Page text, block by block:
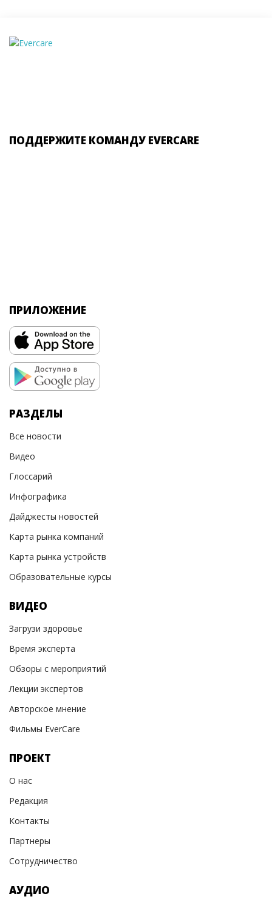
ПОДДЕРЖИТЕ КОМАНДУ EVERCARE
ПРИЛОЖЕНИЕ
РАЗДЕЛЫ
Все новости
Видео
Глоссарий
Инфографика
Дайджесты новостей
Карта рынка компаний
Карта рынка устройств
Образовательные курсы
ВИДЕО
Загрузи здоровье
Время эксперта
Обзоры с мероприятий
Лекции экспертов
Авторское мнение
Фильмы EverCare
ПРОЕКТ
О нас
Редакция
Контакты
Партнеры
Сотрудничество
АУДИО